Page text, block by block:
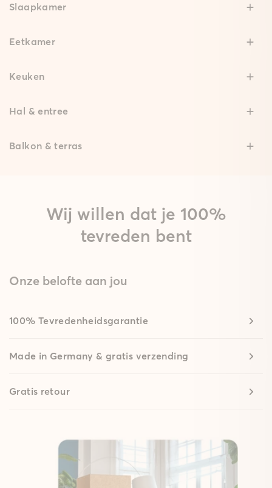
Slaapkamer
Eetkamer
Keuken
Hal & entree
Balkon & terras
Wij willen dat je 100%
tevreden bent
Onze belofte aan jou
100% Tevredenheidsgarantie
Made in Germany & gratis verzending
Gratis retour